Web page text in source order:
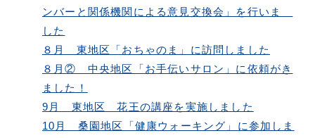
ンバーと関係機関による意見交換会」を行いま
した
８月 東地区「おちゃのま」に訪問しました
８月② 中央地区「お手伝いサロン」に依頼がき
ました！
9月 東地区 花王の講座を実施しました
10月 桑園地区「健康ウォーキング」に参加しま